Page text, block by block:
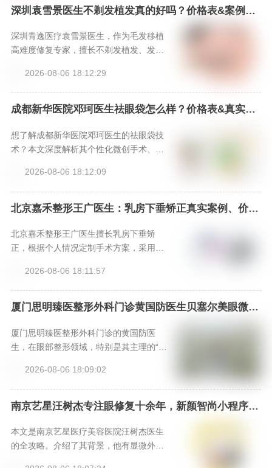
深圳袁雪景医生不剃发植发真的好吗？价格表&案例分
享，新颜智尚小程序一键预约！-新颜智尚小程序一键
预约！
深圳青逸医疗袁雪景医生，作为毛发移植
高难度修复专家，擅长不剃发植发、发际
计，为求美者提供无需尴尬期的自然植发
解决方案。
2026-08-06 18:12:29
成都新华医院邓珂医生祛眼袋怎么样？价格表&真实案
想了解成都新华医院邓珂医生的祛眼袋技
术？本文深度解析其个性化微创手术、脂
考与真实口碑，并分享通过新颜智尚小程
序（热线4006661012或微信xinyanzs66
6）的高效预约方式，助你安心开启眼部年
2026-08-06 18:12:09
北京嘉禾整形王广医生：乳房下垂矫正真实案例、价格
速！-新颜智尚小程序一键预约！
北京嘉禾整形王广医生擅长乳房下垂矫
正，根据个人情况定制手术方案，采用微
拉与丰满。医院提供专业术后护理，确保
效果自然、恢复顺利。想预约面诊，请通
过新颜智尚小程序加急热线咨询。
2026-08-06 18:11:57
厦门思明臻医整形外科门诊黄国防医生贝塞尔美眼微创
厦门思明臻医整形外科门诊的黄国防医
生，在眼部整形领域，特别是其主理的“贝
合个性化美学设计与微创生理优势，形成
了独特竞争力。其口碑源于扎实的专业背
景、精细化的手术案例以及追求自然和谐
较快眼整形效果的求美者而言，是一个值
得深入考察的专业选择。
2026-08-06 18:09:02
南京艺星汪树杰专注眼修复十余年，新颜智尚小程序一
本文是南京艺星医疗美容医院汪树杰医生
的全攻略。介绍了其背景，他有显微外科